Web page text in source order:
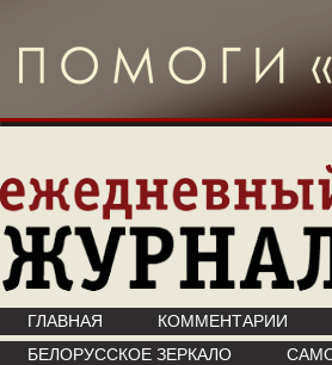
ГЛАВНАЯ КОММЕНТАРИИ
БЕЛОРУССКОЕ ЗЕРКАЛО